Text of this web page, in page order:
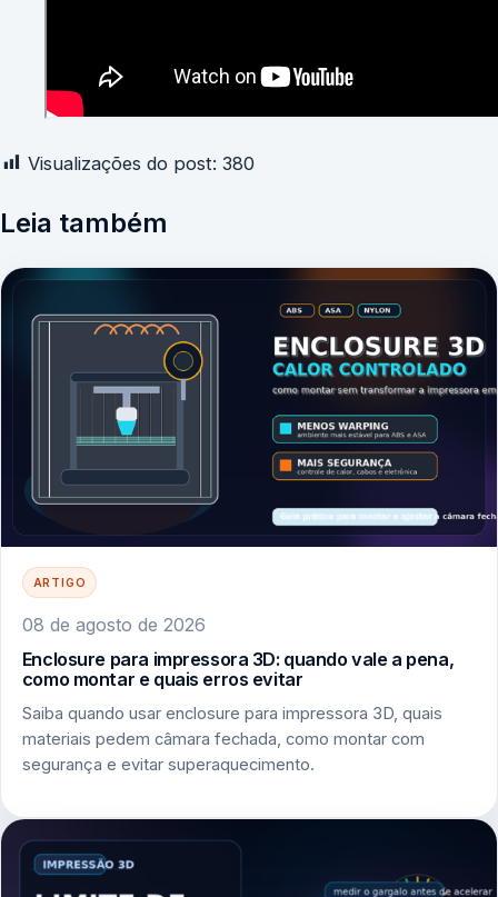
Visualizações do post: 380
Leia também
ARTIGO
08 de agosto de 2026
Enclosure para impressora 3D: quando vale a pena,
como montar e quais erros evitar
Saiba quando usar enclosure para impressora 3D, quais
materiais pedem câmara fechada, como montar com
segurança e evitar superaquecimento.